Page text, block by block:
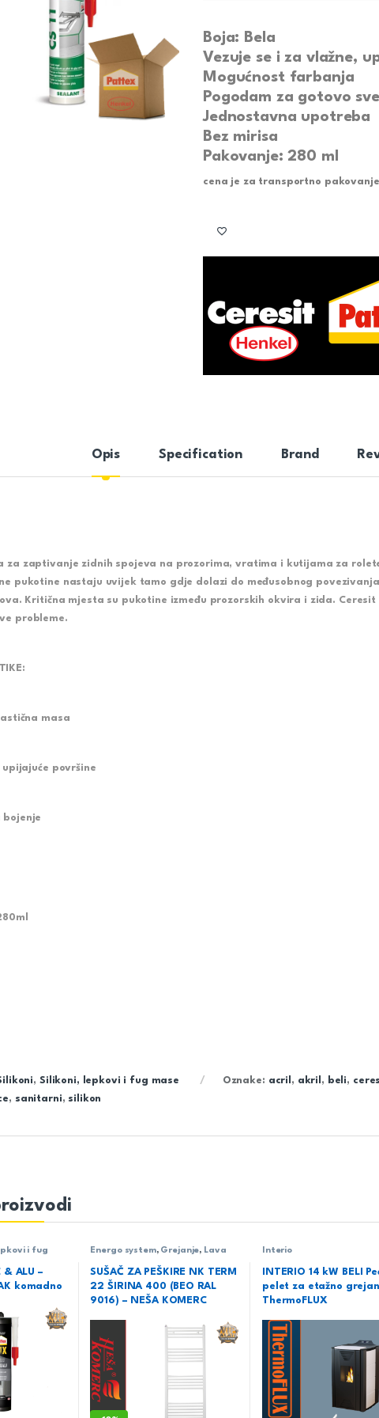
Boja: Bela
Vezuje se i za vlažne,
Mogućnost farbanja
Pogodam za gotovo
Jednostavna upotreba
Bez mirisa
Pakovanje: 280 ml
cena je za transportno
Opis Specification Brand
za zaptivanje zidnih spojeva na prozorima, vratima i kutijama za
pukotine nastaju uvijek tamo gdje dolazi do međusobnog
Kritična mjesta su pukotine između prozorskih okvira i zida.
probleme.
masa
površine
bojenje
, Silikoni, lepkovi i fug mase Oznake: acril , akril , beli,
, sanitarni, silikon
i fug
& ALU –
komadno
Energo system, Grejanje, Lava
22,Radijatori,sušači i oprema,
Sušači peškira
SUŠAČ ZA PEŠKIRE NK TERM
22 ŠIRINA 400 (BEO RAL
9016) – NEŠA KOMERC
Interio
INTERIO 14 kW BELI
pelet za etažno
ThermoFLUX